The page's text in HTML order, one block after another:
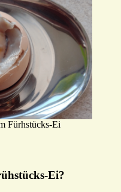
Fürhstücks-Ei
Ei?